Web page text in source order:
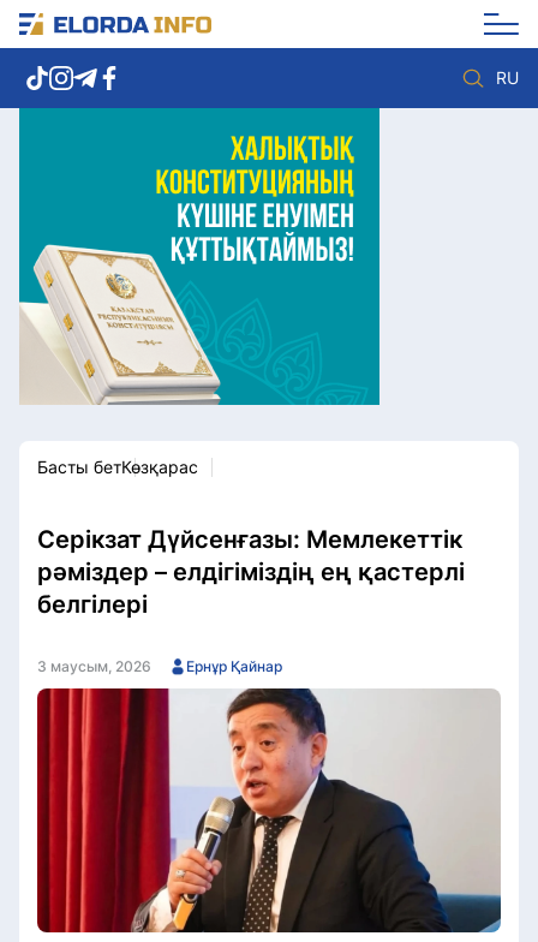
RU
Елорда жаңалықтары
Көзқарас
Саясат
Видео
Әлеумет
Экономика
Спорт
Мәдениет
Басты бетКөзқарас
Серікзат Дүйсенғазы: Мемлекеттік
рәміздер – елдігіміздің ең қастерлі
белгілері
3 маусым, 2026 Ернұр Қайнар